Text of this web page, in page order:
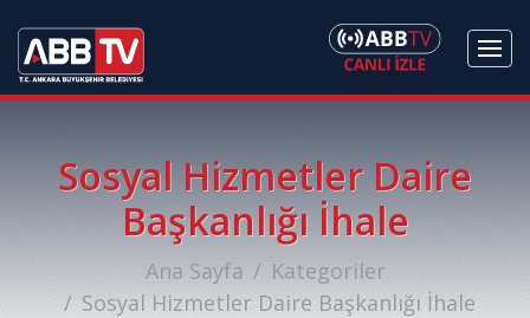
Sosyal Hizmetler Daire
Başkanlığı İhale
Ana Sayfa
Kategoriler
Sosyal Hizmetler Daire Başkanlığı İhale